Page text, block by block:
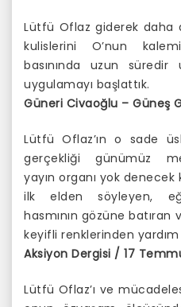
Lütfü Oflaz giderek daha
kulislerini O’nun
basınında uzun
uygulamayı başlattık.
Güneri Civaoğlu – Güneş
Lütfü Oflaz’ın o sade
gerçekliği günümüz
yayın organı yok
ilk elden söyleyen,
hasmının gözüne
keyifli renklerinden
Aksiyon Dergisi / 17
Lütfü Oflaz’ı ve